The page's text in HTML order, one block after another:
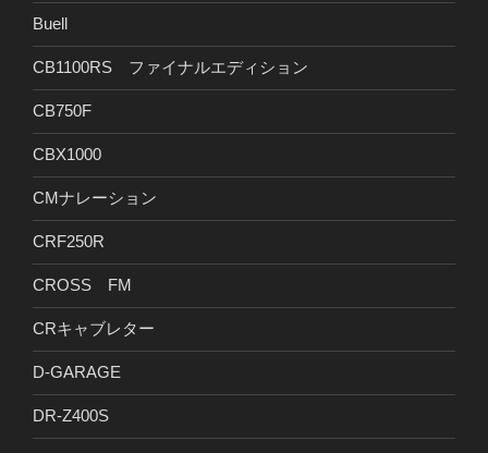
Buell
CB1100RS ファイナルエディション
CB750F
CBX1000
CMナレーション
CRF250R
CROSS FM
CRキャブレター
D-GARAGE
DR-Z400S